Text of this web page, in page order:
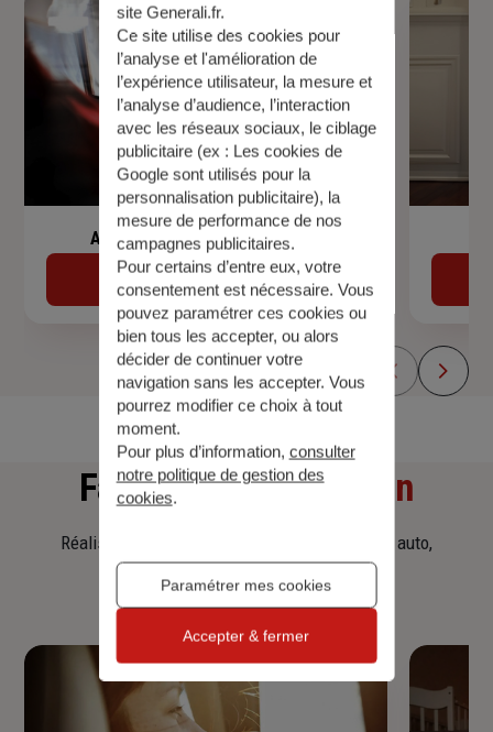
Assurance de prêt immobilier
Découvrir
Faitesune simulation
Réalisez une simulation tarifaire d'assurance, auto,
site Generali.fr.
Ce site utilise des cookies pour
l’analyse et l'amélioration de
l’expérience utilisateur, la mesure et
l’analyse d’audience, l’interaction
avec les réseaux sociaux, le ciblage
publicitaire (ex : Les cookies de
Google sont utilisés pour la
personnalisation publicitaire), la
mesure de performance de nos
campagnes publicitaires.
Pour certains d’entre eux, votre
consentement est nécessaire. Vous
pouvez paramétrer ces cookies ou
bien tous les accepter, ou alors
décider de continuer votre
navigation sans les accepter. Vous
pourrez modifier ce choix à tout
moment.
Pour plus d’information, consulter
notre politique de gestion des
cookies.
Paramétrer mes cookies
Accepter & fermer